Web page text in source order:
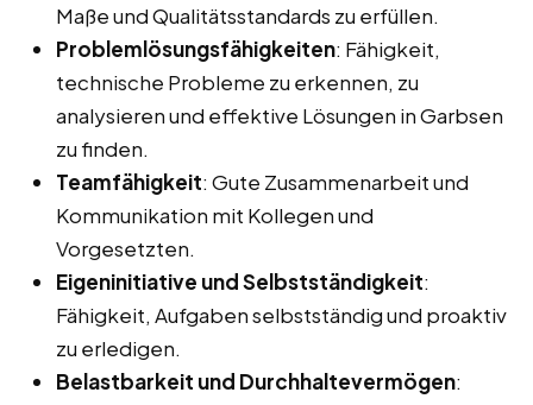
Maße und Qualitätsstandards zu erfüllen.
Problemlösungsfähigkeiten: Fähigkeit,
technische Probleme zu erkennen, zu
analysieren und effektive Lösungen in Garbsen
zu finden.
Teamfähigkeit: Gute Zusammenarbeit und
Kommunikation mit Kollegen und
Vorgesetzten.
Eigeninitiative und Selbstständigkeit:
Fähigkeit, Aufgaben selbstständig und proaktiv
zu erledigen.
Belastbarkeit und Durchhaltevermögen: